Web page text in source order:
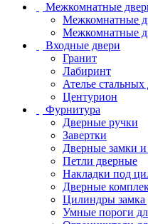
Межкомнатные
Межкомнатные
Межкомнатные
Входные двери
Гранит
Лабиринт
Ателье стальных
Центурион
Фурнитура
Дверные ручки
Завертки
Дверные замки
Петли дверные
Накладки под
Дверные
Цилиндры замка
Умные пороги